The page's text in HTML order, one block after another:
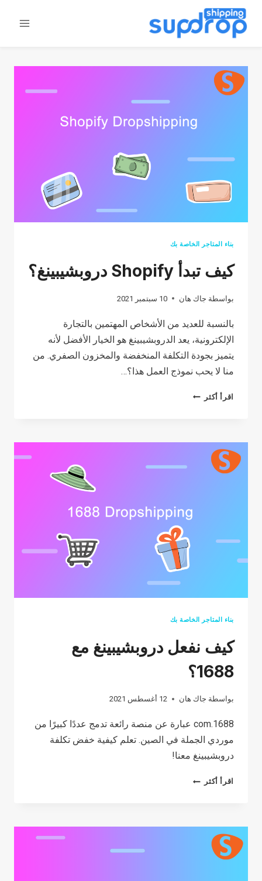
تخطى
المحتوى
بناء المتاجر الخاصة بك
كيف تبدأ Shopify دروبشيبينغ؟
بواسطة جاك هان 10 سبتمبر 2021
بالنسبة للعديد من الأشخاص المهتمين بالتجارة
الإلكترونية، يعد الدروبشيبينغ هو الخيار الأفضل لأنه
يتميز بجودة التكلفة المنخفضة والمخزون الصفري. من
منا لا يحب نموذج العمل هذا؟…
اقرأ أكثر
كيف
دروبشيبينغ؟
بناء المتاجر الخاصة بك
كيف نفعل دروبشيبينغ مع
1688؟
بواسطة جاك هان 12 أغسطس 2021
1688.com عبارة عن منصة رائعة تدمج عددًا كبيرًا من
موردي الجملة في الصين. تعلم كيفية خفض تكلفة
دروبشيبينغ معنا!
اقرأ أكثر
كيف
مع